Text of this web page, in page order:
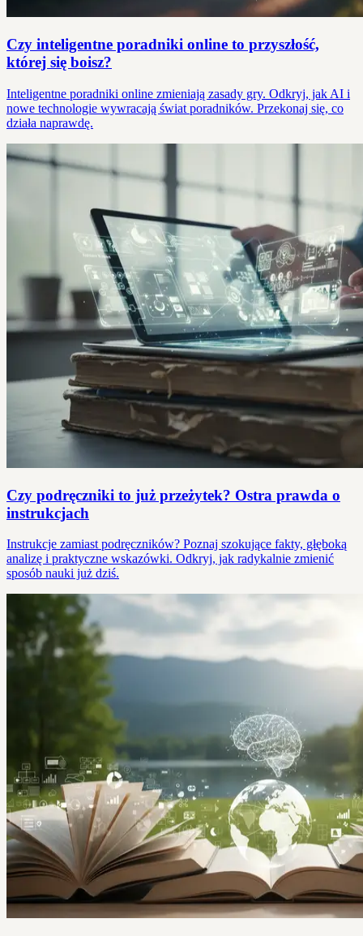
Czy inteligentne poradniki online to przyszłość,
której się boisz?
Inteligentne poradniki online zmieniają zasady gry. Odkryj, jak AI i
nowe technologie wywracają świat poradników. Przekonaj się, co
działa naprawdę.
Czy podręczniki to już przeżytek? Ostra prawda o
instrukcjach
Instrukcje zamiast podręczników? Poznaj szokujące fakty, głęboką
analizę i praktyczne wskazówki. Odkryj, jak radykalnie zmienić
sposób nauki już dziś.